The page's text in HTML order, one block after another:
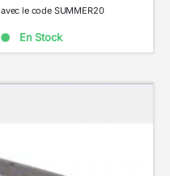
avec le code SUMMER20
En Stock